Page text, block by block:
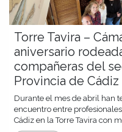
Torre Tavira –
aniversario
compañeras del
Provincia de Cádiz
Durante el mes de abril han
encuentro entre
Cádiz en la Torre Tavira con